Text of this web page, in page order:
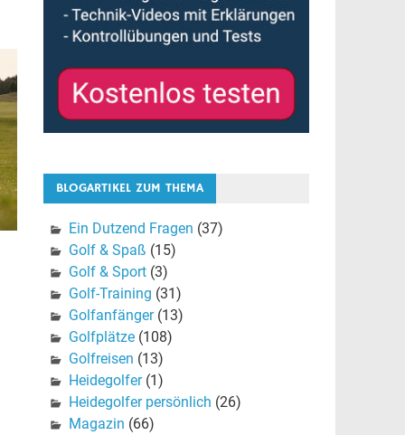
BLOGARTIKEL ZUM THEMA
Ein Dutzend Fragen (37)
Golf & Spaß (15)
Golf & Sport(3)
Golf-Training (31)
Golfanfänger(13)
Golfplätze(108)
Golfreisen (13)
Heidegolfer(1)
Heidegolfer persönlich (26)
Magazin (66)